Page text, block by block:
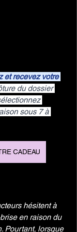
et recevez votre
du dossier
sous 7 à
CADEAU
hésitent à
en raison du
Pourtant, lorsque